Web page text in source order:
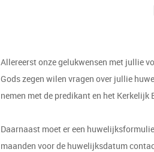
Allereerst onze gelukwensen met jullie
Gods zegen wilen vragen over jullie
nemen met de predikant en het Kerkelijk
Daarnaast moet er een
maanden voor de huwelijksdatum